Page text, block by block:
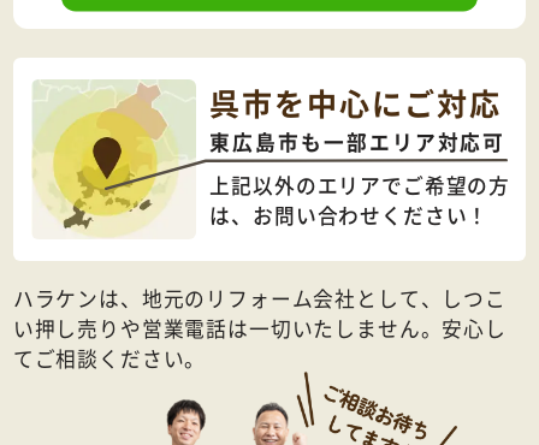
呉市を中心にご対応
東広島市も一部エリア対応可
上記以外のエリアでご希望の方
は、 お問い合わせください！
ハラケンは、地元のリフォーム会社として、しつこ
い押し売りや営業電話は一切いたしません。安心し
てご相談ください。